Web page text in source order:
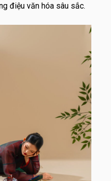
điệu văn hóa sâu sắc.